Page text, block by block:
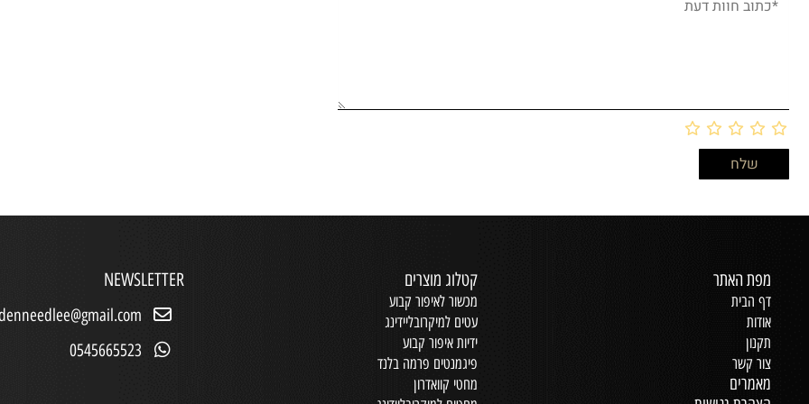
מפת האתר
דף הבית
אודות
תקנון
צור קשר
מאמרים
קטלוג מוצרים
מכשור לאיפור קבוע
עטים למיקרובליידינג
ידיות איפור קבוע
פיגמנטים פרמה בלנד
מחטי קוואדרון
NEWSLETTER
0545665523